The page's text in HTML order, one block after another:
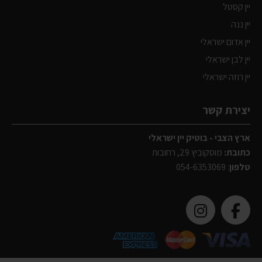
יין קסטל
יין ננה
יין אדום ישראלי
יין לבן ישראלי
יין רוזה ישראלי
יצירת קשר
ארץ הצבי - בוטיק יין ישראלי
כתובת: מוסקוביץ 29, רחובות
טלפון:
054-6353069